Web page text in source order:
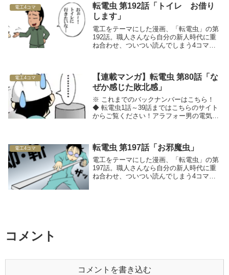
電工4コマ
転電虫 第192話「トイレ お借り
します」
電工をテーマにした漫画、「転電虫」の第
192話。職人さんなら自分の新人時代に重
ね合わせ、ついつい読んでしまう4コママ
電工4コマ
【連載マンガ】転電虫 第80話「な
ぜか感じた敗北感」
※ これまでのバックナンバーはこちら！
◆ 転電虫1話～39話まではこちらのサイト
からご覧ください！アラフォー男の電気工
電工4コマ 転電虫 第197話「お邪魔虫」
電工をテーマにした漫画、「転電虫」の第
197話。職人さんなら自分の新人時代に重
ね合わせ、ついつい読んでしまう4コママ
コメント
コメントを書き込む